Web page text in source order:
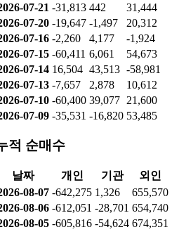
07-21 -31,813 442
31,444
07-20 -19,647 -1,497
20,312
07-16 -2,260 4,177
-1,924
07-15 -60,411 6,061
54,673
07-14 16,504 43,513 -58,981
07-13 -7,657 2,878
10,612
07-10 -60,400 39,077 21,600
07-09 -35,531 -16,820 53,485
적 순매수
날짜 개인 기관
외인
08-07 -642,275 1,326
655,570
08-06 -612,051 -28,701 654,740
08-05 -605,816 -54,624 674,351